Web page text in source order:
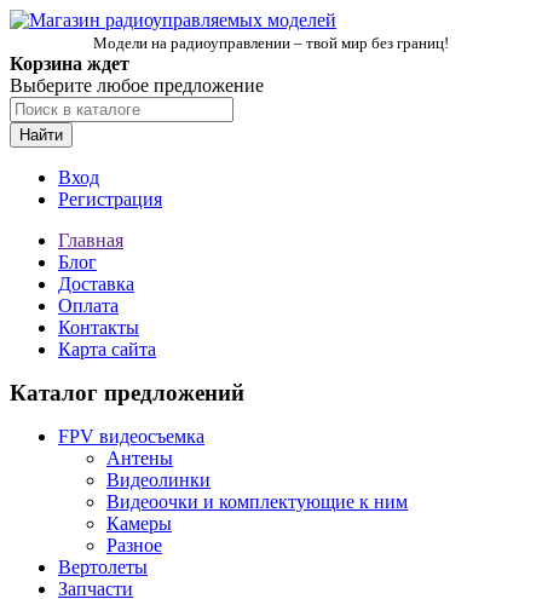
Модели на радиоуправлении – твой мир без границ!
Корзина ждет
Выберите любое предложение
Найти
Вход
Регистрация
Главная
Блог
Доставка
Оплата
Контакты
Карта сайта
Каталог предложений
FPV видеосъемка
Антены
Видеолинки
Видеоочки и комплектующие к ним
Камеры
Разное
Вертолеты
Запчасти